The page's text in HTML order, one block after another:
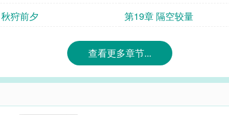
狩前夕 第19章 隔空较量
查看更多章节...